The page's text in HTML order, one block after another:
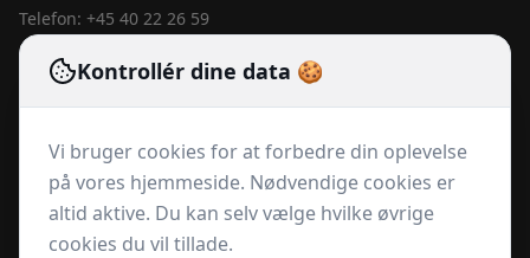
Telefon: +45 40 22 26 59
Email:
Produkter
Abonnementer
Kontrollér dine data 🍪
Vi bruger cookies for at forbedre din oplevelse
på vores hjemmeside. Nødvendige cookies er
altid aktive. Du kan selv vælge hvilke øvrige
cookies du vil tillade.